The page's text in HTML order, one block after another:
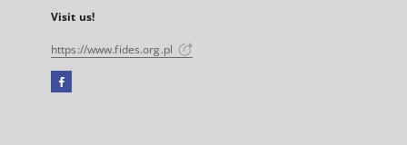
Visit us!
https://www.fides.org.pl
Facebook